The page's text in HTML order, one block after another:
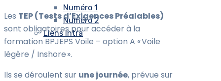
Numéro 1
Numéro 2
Liens Intra
Les TEP (Tests d’Exigences Préalables)
sont obligatoires pour accéder à la
formation BPJEPS Voile – option A « Voile
légère / Inshore ».
Ils se déroulent sur une journée, prévue sur